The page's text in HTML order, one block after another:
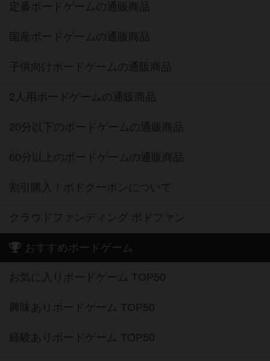
定番ボードゲームの通販商品
国産ボードゲームの通販商品
子供向けボードゲームの通販商品
2人用ボードゲームの通販商品
20分以下のボードゲームの通販商品
60分以上のボードゲームの通販商品
割引購入！ボドクーポンについて
クラウドファンディング ボドファン
おすすめボードゲーム
お気に入りボードゲーム TOP50
興味ありボードゲーム TOP50
経験ありボードゲーム TOP50